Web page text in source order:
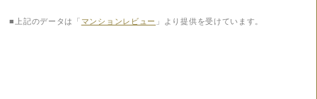
■上記のデータは「 マンションレビュー 」より提供を受けています。